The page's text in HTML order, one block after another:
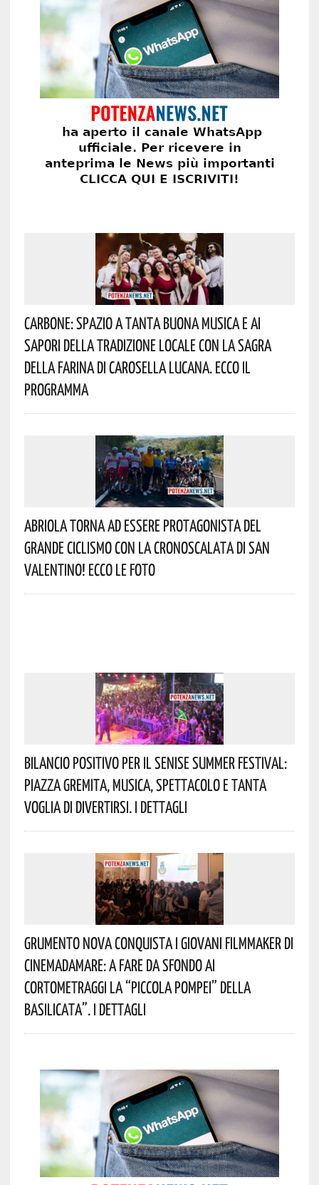
Carbone: Spazio A Tanta Buona Musica E Ai
Sapori Della Tradizione Locale Con La Sagra
Della Farina Di Carosella Lucana. Ecco Il
Programma
Abriola Torna Ad Essere Protagonista Del
Grande Ciclismo Con La Cronoscalata Di San
Valentino! Ecco Le Foto
Bilancio Positivo Per Il Senise Summer Festival:
Piazza Gremita, Musica, Spettacolo E Tanta
Voglia Di Divertirsi. I Dettagli
Grumento Nova Conquista I Giovani Filmmaker Di
Cinemadamare: A Fare Da Sfondo Ai
Cortometraggi La “Piccola Pompei” Della
Basilicata”. I Dettagli